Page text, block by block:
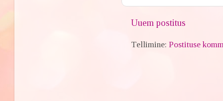
Uuem postitus
Tellimine:Postituse